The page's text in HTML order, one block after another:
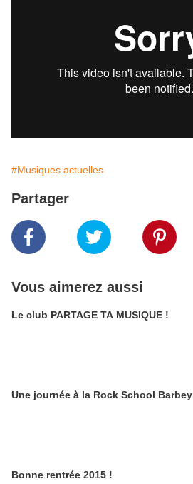
#Musiques actuelles
Partager
Vous aimerez aussi
Le club PARTAGE TA MUSIQUE !
Une journée à la Rock School Barbey
Bonne rentrée 2015 !